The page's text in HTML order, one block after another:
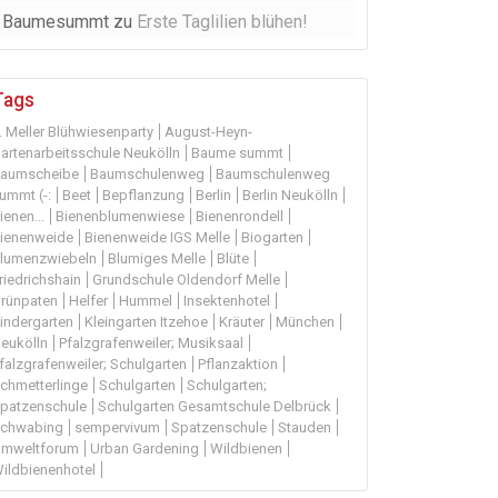
Baumesummt zu Erste Taglilien blühen!
Meller Blühwiesenparty
August-Heyn-
Neukölln
Baume summt
Baumschulenweg
Baumschulenweg
(-:
Beet Bepflanzung Berlin
Berlin Neukölln
Bienenblumenwiese
Bienenrondell
Bienenweide IGS Melle
Biogarten
Blumiges Melle
Blüte
Grundschule Oldendorf Melle
Helfer Hummel
Insektenhotel
Kleingarten Itzehoe Kräuter
München
Pfalzgrafenweiler; Musiksaal
Schulgarten
Pflanzaktion
Schulgarten
Schulgarten;
Schulgarten Gesamtschule Delbrück
sempervivum Spatzenschule
Stauden
Urban Gardening
Wildbienen